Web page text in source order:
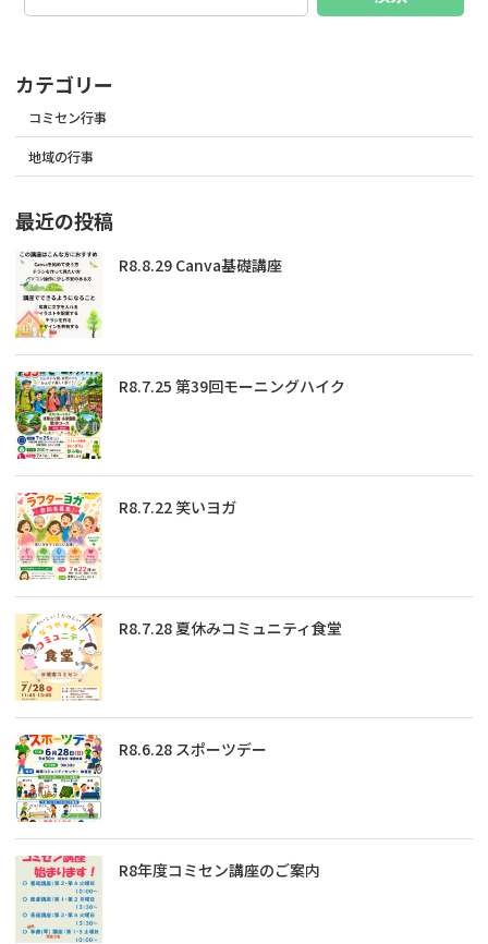
カテゴリー
コミセン行事
地域の行事
最近の投稿
R8.8.29 Canva基礎講座
R8.7.25 第39回モーニングハイク
R8.7.22 笑いヨガ
R8.7.28 夏休みコミュニティ食堂
R8.6.28 スポーツデー
R8年度コミセン講座のご案内